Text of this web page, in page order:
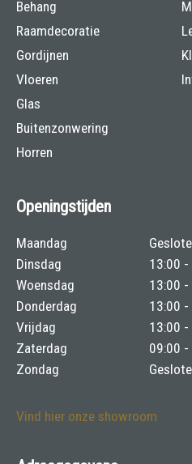
Behang
Raamdecoratie
Gordijnen
Vloeren
Glas
Buitenzonwering
Horren
Openingstijden
Maandag
Dinsdag
13:00 -
Woensdag
13:00 -
Donderdag
13:00 -
Vrijdag
13:00 -
Zaterdag
09:00 -
Zondag
Vind hier onze showroom